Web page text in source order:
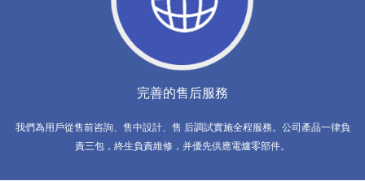
完善的售后服務
我們為用戶從售前咨詢、售中設計、售 后調試實施全程服務。公司產品一律負
責三包，終生負責維修，并優先供應電爐零部件。